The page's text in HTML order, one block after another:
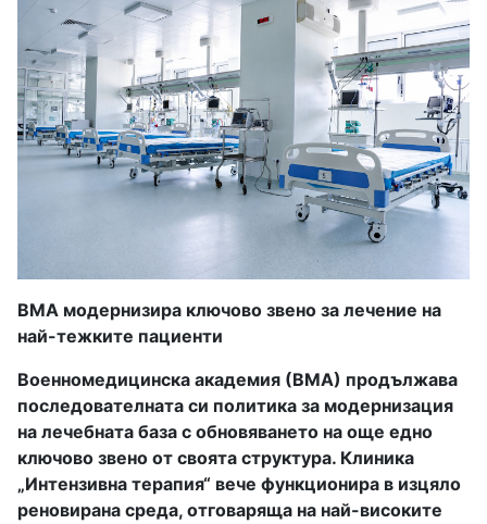
ВМА модернизира ключово звено за лечение на
най-тежките пациенти
Военномедицинска академия (ВМА) продължава
последователната си политика за модернизация
на лечебната база с обновяването на още едно
ключово звено от своята структура. Клиника
„Интензивна терапия“ вече функционира в изцяло
реновирана среда, отговаряща на най-високите